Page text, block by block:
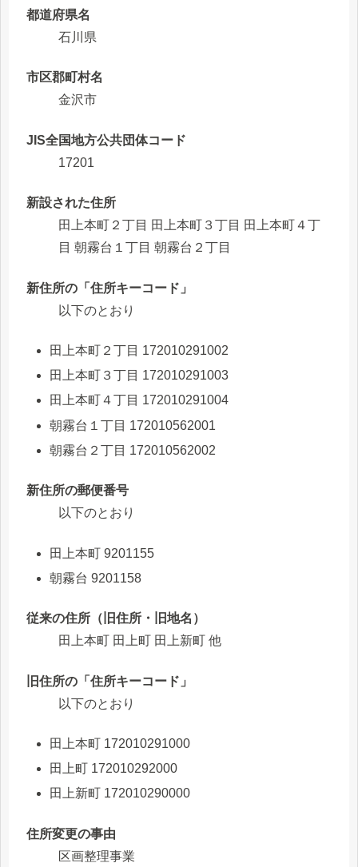
都道府県名
石川県
市区郡町村名
金沢市
JIS全国地方公共団体コード
17201
新設された住所
田上本町２丁目 田上本町３丁目 田上本町４丁
目 朝霧台１丁目 朝霧台２丁目
新住所の「住所キーコード」
以下のとおり
田上本町２丁目 172010291002
田上本町３丁目 172010291003
田上本町４丁目 172010291004
朝霧台１丁目 172010562001
朝霧台２丁目 172010562002
新住所の郵便番号
以下のとおり
田上本町 9201155
朝霧台 9201158
従来の住所（旧住所・旧地名）
田上本町 田上町 田上新町 他
旧住所の「住所キーコード」
以下のとおり
田上本町 172010291000
田上町 172010292000
田上新町 172010290000
住所変更の事由
区画整理事業